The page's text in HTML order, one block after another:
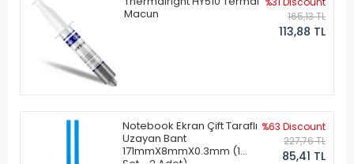
Macun
165,13 TL
113,88 TL
Notebook Ekran Çift Taraflı
Uzayan Bant
171mmX8mmX0.3mm (1
%63 Discount
227,76 TL
85,41 TL